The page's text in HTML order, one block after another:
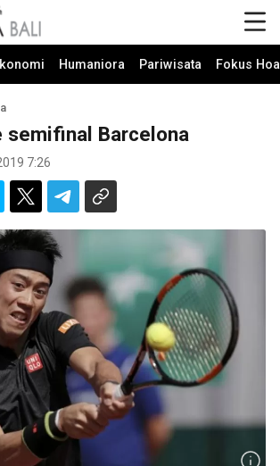
Humaniora Pariwisata Fokus
semifinal Barcelona
7:26